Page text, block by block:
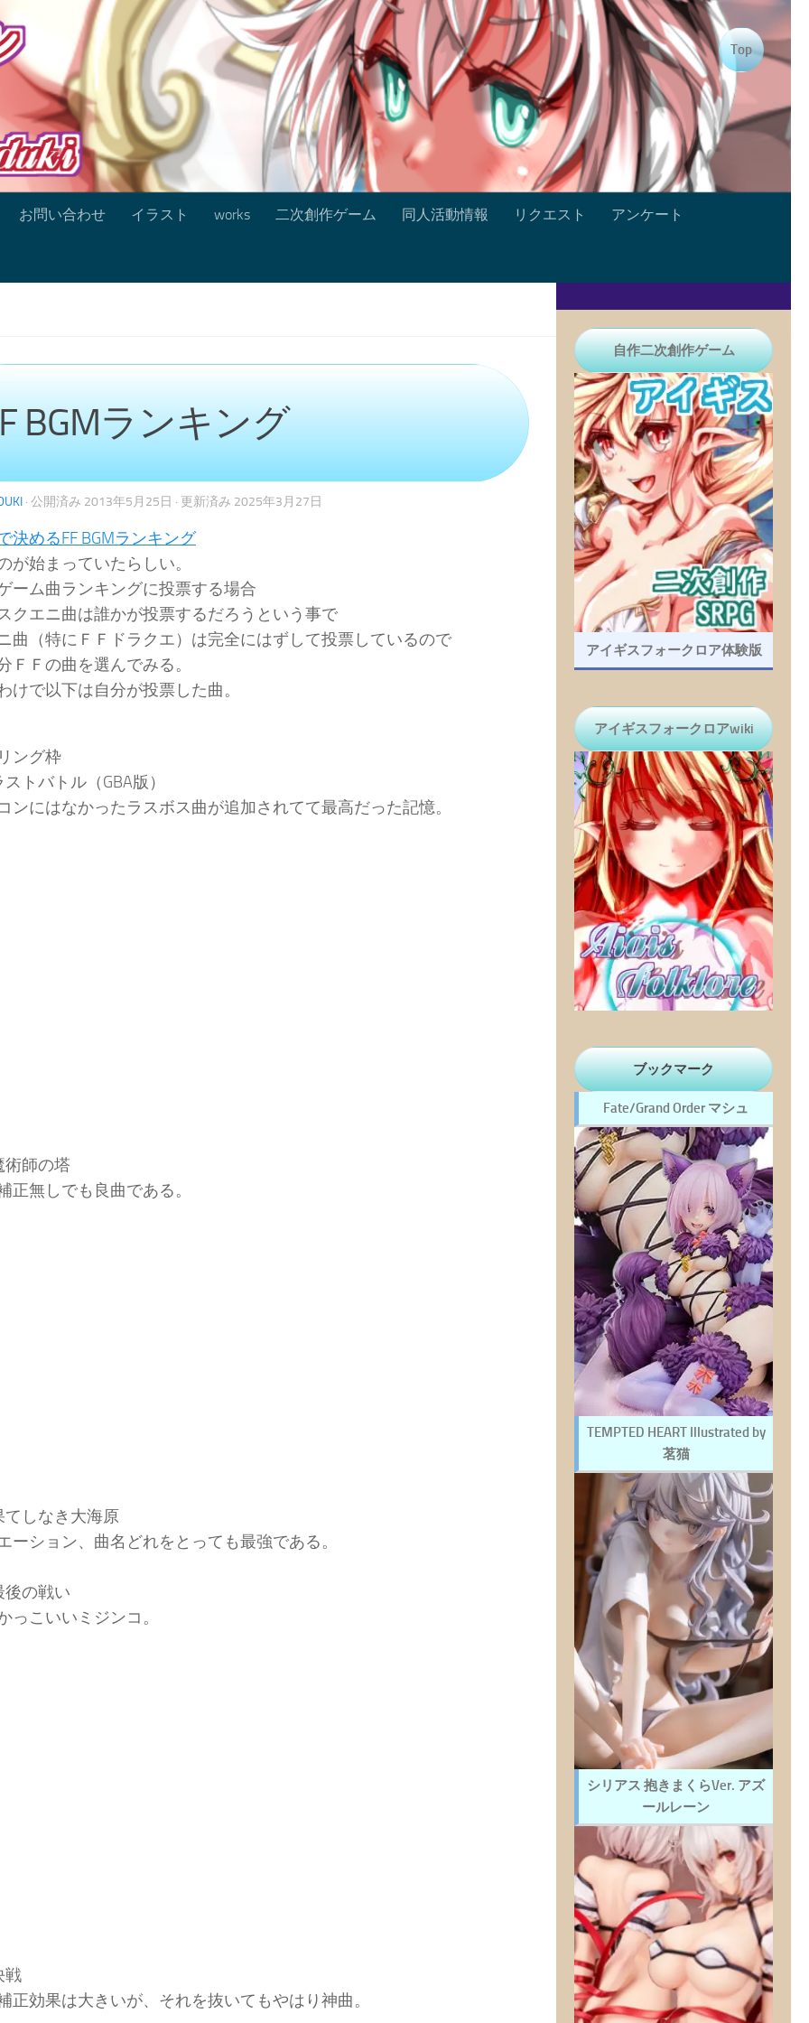
Top
お問い合わせ イラスト works 二次創作ゲーム 同人活動情報 リクエスト アンケート
BGMランキング
· 公開済み 2013年5月25日 · 更新済み 2025年3月27日
決めるFF BGMランキング
が始まっていたらしい。
ーム曲ランキングに投票する場合
クエニ曲は誰かが投票するだろうという事で
曲（特にＦＦドラクエ）は完全にはずして投票しているので
ＦＦの曲を選んでみる。
けで以下は自分が投票した曲。
ング枠
ストバトル（GBA版）
ンにはなかったラスボス曲が追加されてて最高だった記憶。
術師の塔
正無しでも良曲である。
てしなき大海原
ーション、曲名どれをとっても最強である。
後の戦い
っこいいミジンコ。
戦
正効果は大きいが、それを抜いてもやはり神曲。
自作二次創作ゲーム
アイギスフォークロア体験版
アイギスフォークロアwiki
ブックマーク
Fate/Grand Order マシュ
TEMPTED HEART Illustrated by
茗猫
シリアス 抱きまくらVer. アズ
ールレーン